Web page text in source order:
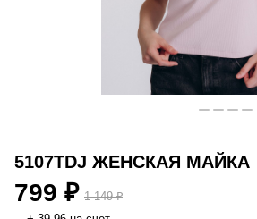
5107TDJ ЖЕНСКАЯ МАЙКА
799 ₽ 1 149 ₽